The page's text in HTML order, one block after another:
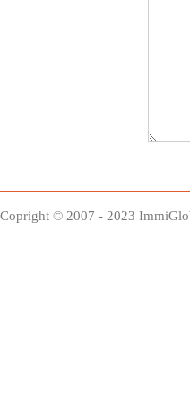
Copright © 2007 - 2023